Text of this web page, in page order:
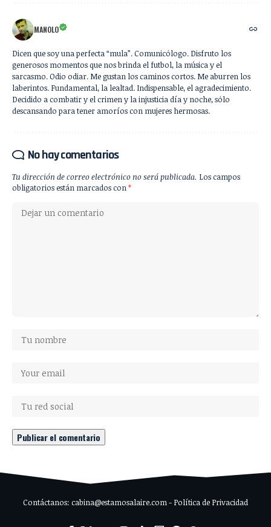
MANOLO
Dicen que soy una perfecta “mula”. Comunicólogo. Disfruto los
generosos momentos que nos brinda el futbol, la música y el
sarcasmo. Odio odiar. Me gustan los caminos cortos. Me aburren los
laberintos. Fundamental, la lealtad. Indispensable, el agradecimiento.
Decidido a combatir y el crimen y la injusticia día y noche, sólo
descansando para tener amoríos con mujeres hermosas.
No hay comentarios
Tu dirección de correo electrónico no será publicada. Los campos
obligatorios están marcados con *
Contáctanos: cabina@estamosalaire.com - Política de Privacidad